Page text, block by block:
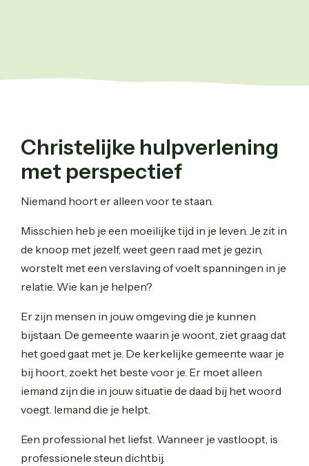
Christelijke hulpverlening
met perspectief
Niemand hoort er alleen voor te staan.
Misschien heb je een moeilijke tijd in je leven. Je zit in
de knoop met jezelf, weet geen raad met je gezin,
worstelt met een verslaving of voelt spanningen in je
relatie. Wie kan je helpen?
Er zijn mensen in jouw omgeving die je kunnen
bijstaan. De gemeente waarin je woont, ziet graag dat
het goed gaat met je. De kerkelijke gemeente waar je
bij hoort, zoekt het beste voor je. Er moet alleen
iemand zijn die in jouw situatie de daad bij het woord
voegt. Iemand die je helpt.
Een professional het liefst. Wanneer je vastloopt, is
professionele steun dichtbij.